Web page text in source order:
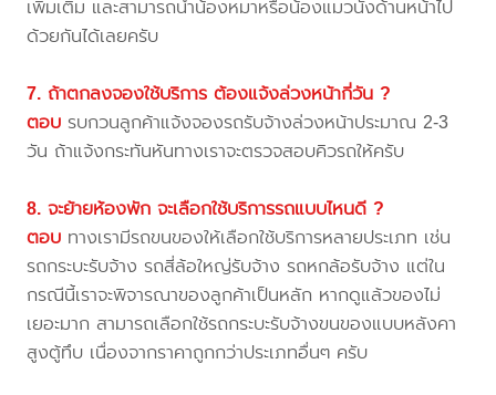
เพิ่มเติม และสามารถนำน้องหมาหรือน้องแมวนั่งด้านหน้าไป
ด้วยกันได้เลยครับ
7. ถ้าตกลงจองใช้บริการ ต้องแจ้งล่วงหน้ากี่วัน ?
ตอบ รบกวนลูกค้าแจ้งจองรถรับจ้างล่วงหน้าประมาณ 2-3
วัน ถ้าแจ้งกระทันหันทางเราจะตรวจสอบคิวรถให้ครับ
8. จะย้ายห้องพัก จะเลือกใช้บริการรถแบบไหนดี ?
ตอบ ทางเรามีรถขนของให้เลือกใช้บริการหลายประเภท เช่น
รถกระบะรับจ้าง รถสี่ล้อใหญ่รับจ้าง รถหกล้อรับจ้าง แต่ใน
กรณีนี้เราจะพิจารณาของลูกค้าเป็นหลัก หากดูแล้วของไม่
เยอะมาก สามารถเลือกใช้รถกระบะรับจ้างขนของแบบหลังคา
สูงตู้ทึบ เนื่องจากราคาถูกกว่าประเภทอื่นๆ ครับ